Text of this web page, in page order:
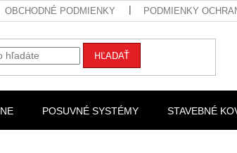
OBCHODNÉ PODMIENKY PODMIENKY
HĽADAŤ
POSUVNÉ SYSTÉMY STAVEBNÉ